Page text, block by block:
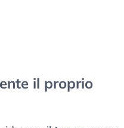
il proprio